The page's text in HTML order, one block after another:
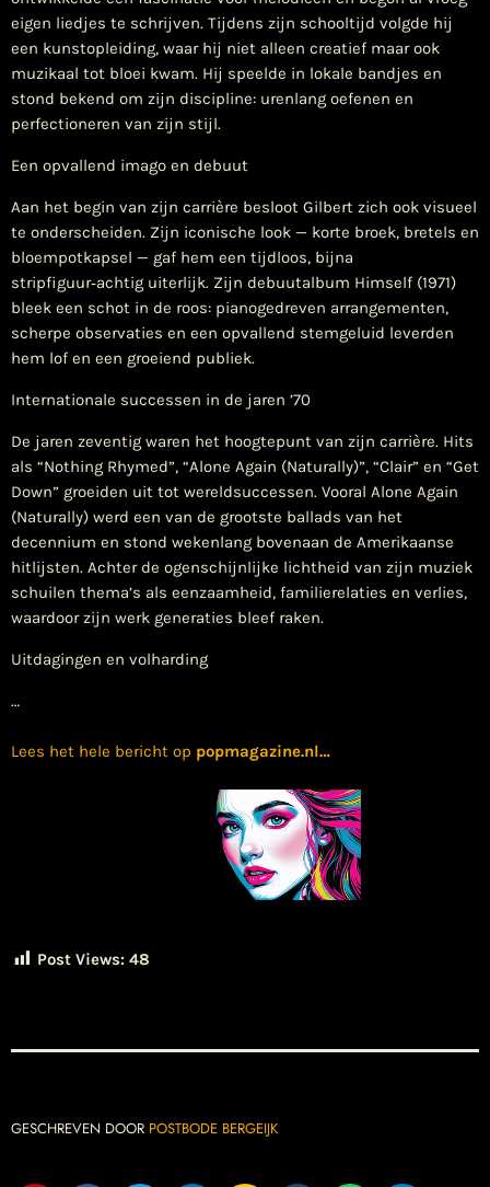
eigen liedjes te schrijven. Tijdens zijn schooltijd volgde hij
een kunstopleiding, waar hij niet alleen creatief maar ook
muzikaal tot bloei kwam. Hij speelde in lokale bandjes en
stond bekend om zijn discipline: urenlang oefenen en
perfectioneren van zijn stijl.
Een opvallend imago en debuut
Aan het begin van zijn carrière besloot Gilbert zich ook visueel
te onderscheiden. Zijn iconische look — korte broek, bretels en
bloempotkapsel — gaf hem een tijdloos, bijna
stripfiguur‑achtig uiterlijk. Zijn debuutalbum Himself (1971)
bleek een schot in de roos: pianogedreven arrangementen,
scherpe observaties en een opvallend stemgeluid leverden
hem lof en een groeiend publiek.
Internationale successen in de jaren ’70
De jaren zeventig waren het hoogtepunt van zijn carrière. Hits
als “Nothing Rhymed”, “Alone Again (Naturally)”, “Clair” en “Get
Down” groeiden uit tot wereldsuccessen. Vooral Alone Again
(Naturally) werd een van de grootste ballads van het
decennium en stond wekenlang bovenaan de Amerikaanse
hitlijsten. Achter de ogenschijnlijke lichtheid van zijn muziek
schuilen thema’s als eenzaamheid, familierelaties en verlies,
waardoor zijn werk generaties bleef raken.
Uitdagingen en volharding
…
Lees het hele bericht op popmagazine.nl…
Post Views: 48
GESCHREVEN DOOR POSTBODE BERGEIJK